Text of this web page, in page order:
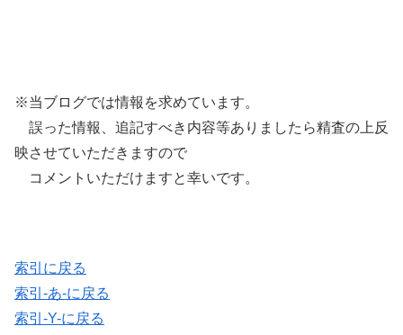
※当ブログでは情報を求めています。
誤った情報、追記すべき内容等ありましたら精査の上反
映させていただきますので
コメントいただけますと幸いです。
索引に戻る
索引-あ-に戻る
索引-Y-に戻る